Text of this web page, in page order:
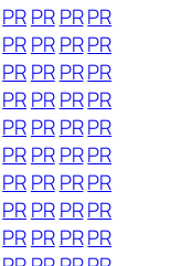
PRPR PRPR
PRPR PRPR
PRPR PRPR
PRPR PRPR
PRPR PRPR
PRPR PRPR
PRPR PRPR
PRPR PRPR
PRPR PRPR